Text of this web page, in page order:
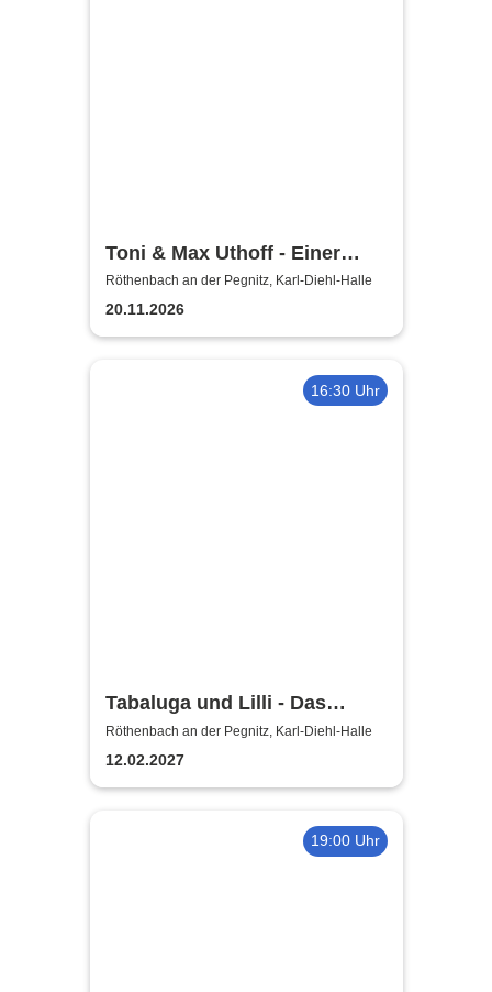
Toni & Max Uthoff - Einer
zuviel
Röthenbach an der Pegnitz, Karl-Diehl-Halle
20.11.2026
16:30 Uhr
Tabaluga und Lilli - Das
drachenstarke Musical für die
ganze Familie
Röthenbach an der Pegnitz, Karl-Diehl-Halle
12.02.2027
19:00 Uhr